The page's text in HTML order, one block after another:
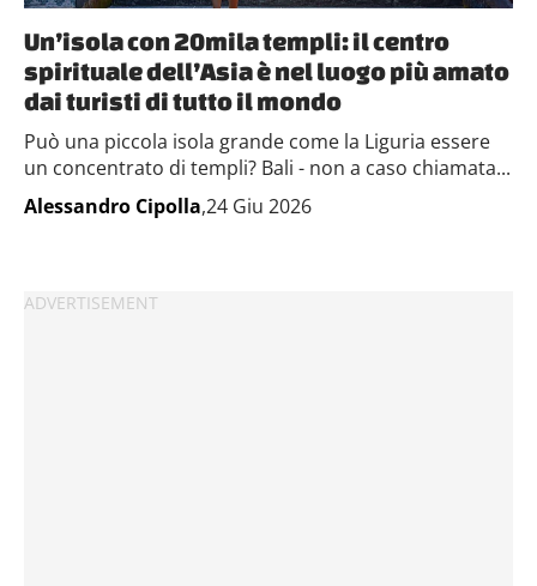
Un’isola con 20mila templi: il centro
spirituale dell’Asia è nel luogo più amato
dai turisti di tutto il mondo
Può una piccola isola grande come la Liguria essere
un concentrato di templi? Bali - non a caso chiamata...
Alessandro Cipolla,24 Giu 2026